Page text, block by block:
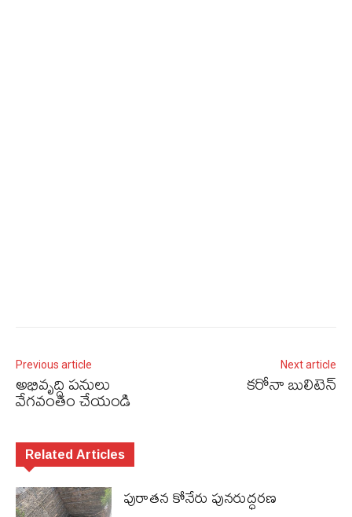
Previous article
అభివృద్ధి పనులు
వేగవంతం చేయండి
Next article
కరోనా బులిటెన్
Related Articles
పురాత‌న కోనేరు పున‌రుద్ధ‌ర‌ణ